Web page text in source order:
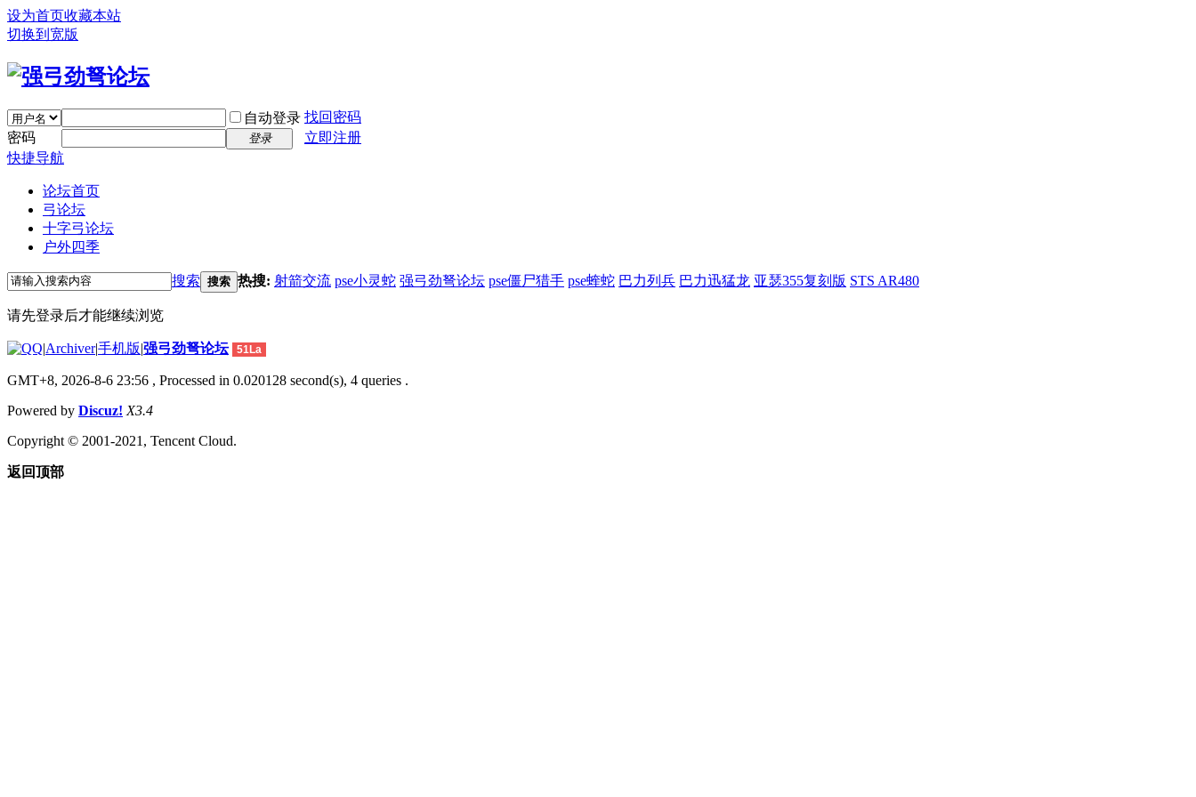
设为首页收藏本站
切换到宽版
自动登录 找回密码
密码
登录
立即注册
快捷导航
论坛首页
弓论坛
十字弓论坛
户外四季
搜索 搜索 热搜: 射箭交流 pse小灵蛇 强弓劲弩论坛 pse僵尸猎手 pse蝰蛇 巴力列兵 巴力迅猛龙 亚瑟355复刻版 STS AR480
请先登录后才能继续浏览
|Archiver|手机版|强弓劲弩论坛 51La
GMT+8, 2026-8-6 23:56 , Processed in 0.020128 second(s), 4 queries .
Powered by Discuz! X3.4
Copyright © 2001-2021, Tencent Cloud.
返回顶部